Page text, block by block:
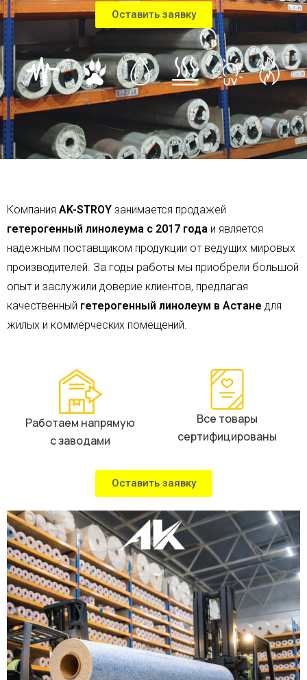
Оставить заявку
Компания AK-STROY занимается продажей
гетерогенный линолеума с 2017 года и является
надежным поставщиком продукции от ведущих мировых
производителей. За годы работы мы приобрели большой
опыт и заслужили доверие клиентов, предлагая
качественный гетерогенный линолеум в Астане для
жилых и коммерческих помещений.
Работаем напрямую
с заводами
Все товары
сертифицированы
Оставить заявку